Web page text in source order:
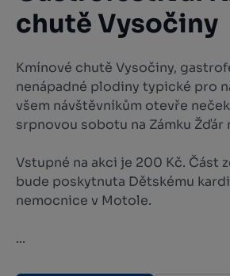
chutě Vysočiny
Kmínové chutě Vysočiny,
nenápadné plodiny typické pro
všem návštěvníkům otevře
srpnovou sobotu na Zámku Žďár
Vstupné na akci je 200 Kč. Část
bude poskytnuta Dětskému
nemocnice v Motole.
...